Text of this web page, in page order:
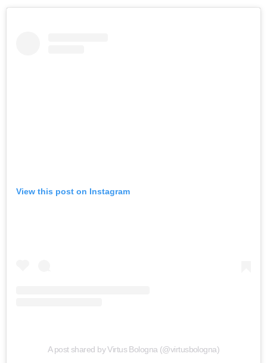
View this post on Instagram
A post shared by Virtus Bologna (@virtusbologna)